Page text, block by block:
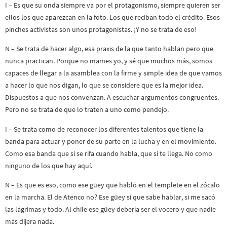
I – Es que su onda siempre va por el protagonismo, siempre quieren ser
ellos los que aparezcan en la foto. Los que reciban todo el crédito. Esos
pinches activistas son unos protagonistas. ¡Y no se trata de eso!
N – Se trata de hacer algo, esa praxis de la que tanto hablan pero que
nunca practican. Porque no mames yo, y sé que muchos más, somos
capaces de llegar a la asamblea con la firme y simple idea de que vamos
a hacer lo que nos digan, lo que se considere que es la mejor idea.
Dispuestos a que nos convenzan. A escuchar argumentos congruentes.
Pero no se trata de que lo traten a uno como pendejo.
I – Se trata como de reconocer los diferentes talentos que tiene la
banda para actuar y poner de su parte en la lucha y en el movimiento.
Como esa banda que si se rifa cuando habla, que si te llega. No como
ninguno de los que hay aquí.
N – Es que es eso, como ese güey que habló en el templete en el zócalo
en la marcha. El de Atenco no? Ese güey sí que sabe hablar, si me sacó
las lágrimas y todo. Al chile ese güey debería ser el vocero y que nadie
más dijera nada.